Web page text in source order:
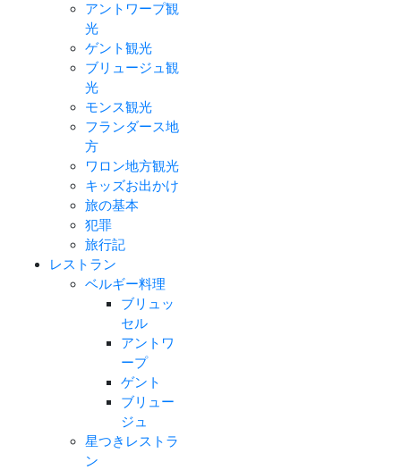
アントワープ観
光
ゲント観光
ブリュージュ観
光
モンス観光
フランダース地
方
ワロン地方観光
キッズお出かけ
旅の基本
犯罪
旅行記
レストラン
ベルギー料理
ブリュッ
セル
アントワ
ープ
ゲント
ブリュー
ジュ
星つきレストラ
ン